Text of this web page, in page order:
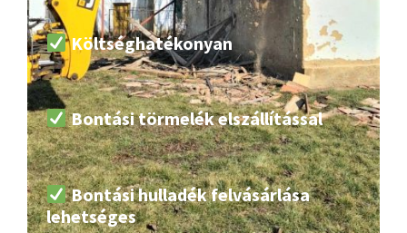
Költséghatékonyan
Bontási törmelék elszállítással
Bontási hulladék felvásárlása
lehetséges